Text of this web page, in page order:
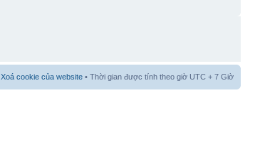
Xoá cookie của website • Thời gian được tính theo giờ UTC + 7 Giờ